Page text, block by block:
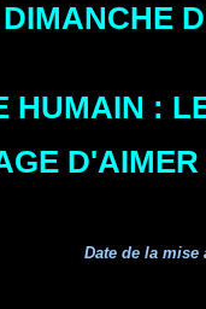
HUMAIN :
D'AIMER
Date de la